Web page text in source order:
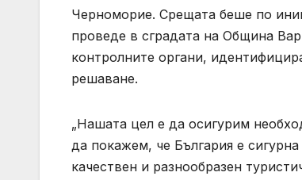
Черноморие. Срещата беше по
проведе в сградата на Община
контролните органи,
решаване.
„Нашата цел е да осигурим
да покажем, че България е
качествен и разнообразен